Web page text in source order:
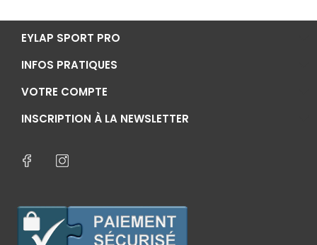
EYLAP SPORT PRO
INFOS PRATIQUES
VOTRE COMPTE
INSCRIPTION À LA NEWSLETTER